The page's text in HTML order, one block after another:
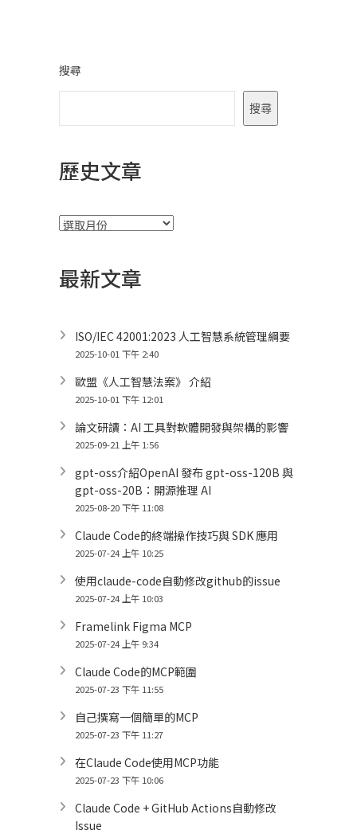
搜尋
搜尋
歷史文章
彙
最新文章
ISO/IEC 42001:2023 人工智慧系統管理綱要
2025-10-01 下午 2:40
歐盟《人工智慧法案》 介紹
2025-10-01 下午 12:01
論文研讀：AI 工具對軟體開發與架構的影響
2025-09-21 上午 1:56
gpt-oss介紹OpenAI 發布 gpt-oss-120B 與
gpt-oss-20B：開源推理 AI
2025-08-20 下午 11:08
Claude Code的終端操作技巧與 SDK 應用
2025-07-24 上午 10:25
使用claude-code自動修改github的issue
2025-07-24 上午 10:03
Framelink Figma MCP
2025-07-24 上午 9:34
Claude Code的MCP範圍
2025-07-23 下午 11:55
自己撰寫一個簡單的MCP
2025-07-23 下午 11:27
在Claude Code使用MCP功能
2025-07-23 下午 10:06
Claude Code + GitHub Actions自動修改
Issue